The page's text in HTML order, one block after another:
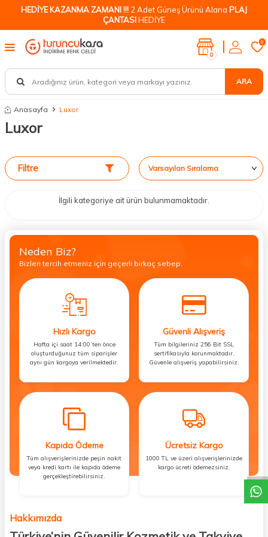
DESTEK
HEDİYE KAZANMA ZAMANI !!! 2 Adet Güneş Ürünü Alana PLAJ
ÇANTASIHEDİYE
ARA
0
0
Anasayfa Luxor
Luxor
Filtre
İlgili kategoriye ait ürün bulunmamaktadır.
Neden Biz?
Bizleri tercih etmeniz için geçerli birkaç sebep.
Hızlı Kargo
Hafta içi saat 14:00’ten önce
oluşturduğunuz tüm siparişler
aynı gün kargoya verilmektedir.
Güvenli Alışveriş
Tüm bilgileriniz 256 Bit SSL
sertifikasıyla korunmaktadır.
Güvenle alışveriş yapabilirsiniz.
Kapıda Ödeme
Tüm alışverişlerinizde peşin nakit
veya kredi kartı ile kapıda ödeme
gerçekleştirebilirsiniz.
Ücretsiz Kargo
1000 TL ve üzeri alışverişlerinizde
kargo ücreti ödemezsiniz.
Hakkımızda